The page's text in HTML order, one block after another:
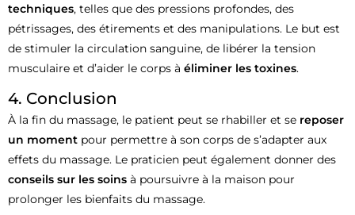
techniques, telles que des pressions profondes, des
pétrissages, des étirements et des manipulations. Le but est
de stimuler la circulation sanguine, de libérer la tension
musculaire et d’aider le corps à éliminer les toxines.
4. Conclusion
À la fin du massage, le patient peut se rhabiller et se reposer
un moment pour permettre à son corps de s’adapter aux
effets du massage. Le praticien peut également donner des
conseils sur les soins à poursuivre à la maison pour
prolonger les bienfaits du massage.